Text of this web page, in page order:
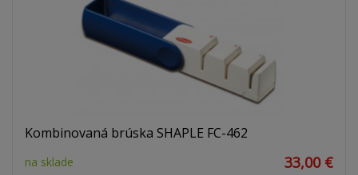
Kombinovaná brúska SHAPLE FC-462
na sklade 33,00 €